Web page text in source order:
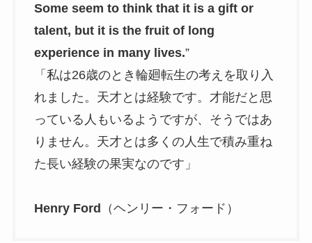
Some seem to think that it is a gift or
talent, but it is the fruit of long
experience in many lives.”
「私は26歳のとき輪廻転生の考えを取り入
れました。天才とは経験です。才能だと思
っている人もいるようですが、そうではあ
りません。天才とは多くの人生で積み重ね
た長い経験の果実なのです」
Henry Ford （ヘンリー・フォード）